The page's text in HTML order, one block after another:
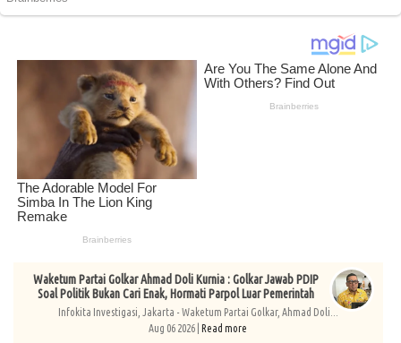
Waketum Partai Golkar Ahmad Doli Kurnia : Golkar Jawab PDIP
Soal Politik Bukan Cari Enak, Hormati Parpol Luar Pemerintah
Infokita Investigasi, Jakarta - Waketum Partai Golkar, Ahmad Doli...
Aug 06 2026 | Read more